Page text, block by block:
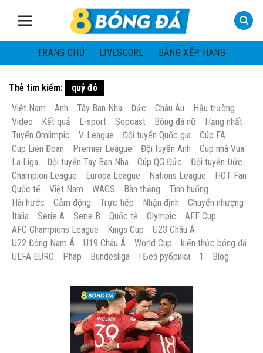
TRANG CHỦ
LIVESCORE BẢNG XẾP HẠNG
Thẻ tìm kiếm:
quỷ đỏ
Việt Nam
Anh Tây Ban Nha Đức Châu Âu
Hậu trường
Video
Kết quả E-sport Sopcast Bóng đá nữ
Hạng nhất
Tuyển Omlimpic
V-League Đội tuyển Quốc gia
Cúp FA
Cúp Liên Đoàn
Premier League Đội tuyển Anh
Cúp nhà Vua
La Liga
Đội tuyển Tây Ban Nha Cúp QG Đức
Đội tuyển Đức
Champion League
Europa League Nations League
HOT Fan
Quốc tế
Việt Nam WAGS Bàn thắng
Tình huống
Hài hước
Cảm động Trực tiếp Nhận định
Chuyển nhượng
Italia
Serie A Serie B Quốc tế Olympic
AFF Cup
AFC Champions League
Kings Cup
U23 Châu Á
U22 Đông Nam Á
U19 Châu Á World Cup
kiến thức bóng đá
UEFA EURO
Pháp Bundesliga ! Без рубрики 1 Blog